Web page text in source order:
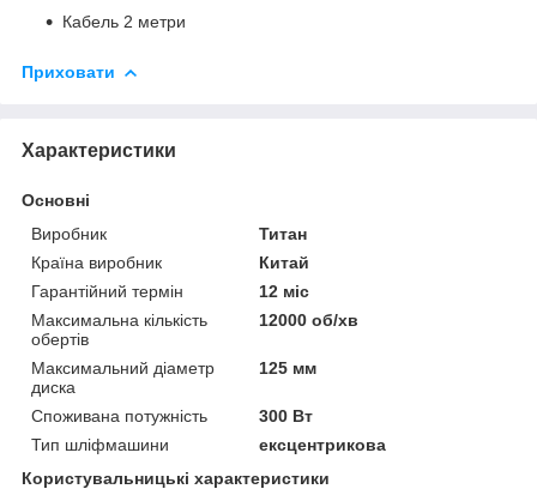
Кабель 2 метри
Приховати
Характеристики
Основні
Виробник
Титан
Країна виробник
Китай
Гарантійний термін
12 міс
Максимальна кількість
обертів
12000 об/хв
Максимальний діаметр
диска
125 мм
Споживана потужність
300 Вт
Тип шліфмашини
ексцентрикова
Користувальницькі характеристики